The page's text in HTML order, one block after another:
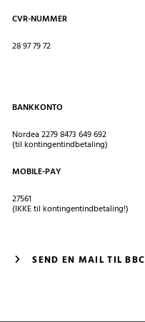
CVR-NUMMER
28 97 79 72
BANKKONTO
Nordea 2279 8473 649 692
(til kontingentindbetaling)
MOBILE-PAY
27561
(IKKE til kontingentindbetaling!)
SEND EN MAIL TIL BBC